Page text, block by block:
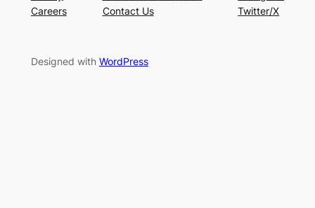
Careers
Contact Us
Twitter/X
Designed with WordPress